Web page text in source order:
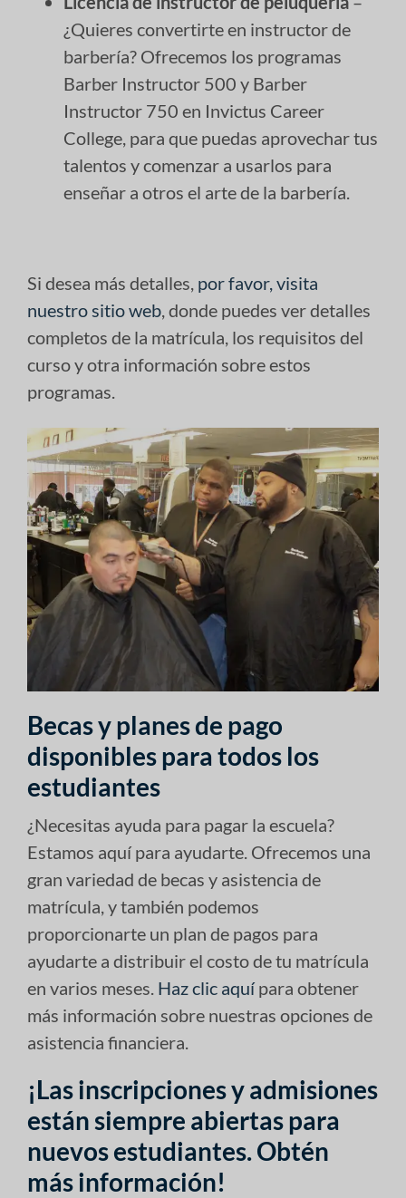
¿Quieres convertirte en instructor de
barbería? Ofrecemos los programas
Barber Instructor 500 y Barber
Instructor 750 en Invictus Career
College, para que puedas aprovechar tus
talentos y comenzar a usarlos para
enseñar a otros el arte de la barbería.
Si desea más detalles, por favor, visita
nuestro sitio web, donde puedes ver detalles
completos de la matrícula, los requisitos del
curso y otra información sobre estos
programas.
Becas y planes de pago
disponibles para todos los
estudiantes
¿Necesitas ayuda para pagar la escuela?
Estamos aquí para ayudarte. Ofrecemos una
gran variedad de becas y asistencia de
matrícula, y también podemos
proporcionarte un plan de pagos para
ayudarte a distribuir el costo de tu matrícula
en varios meses. Haz clic aquípara obtener
más información sobre nuestras opciones de
asistencia financiera.
¡Las inscripciones y admisiones
están siempre abiertas para
nuevos estudiantes. Obtén
más información!